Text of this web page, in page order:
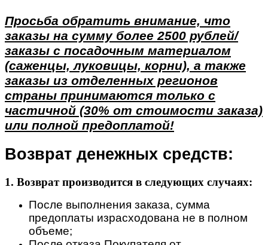
Просьба обратить внимание, что
заказы на сумму более 2500 рублей/
заказы с посадочным материалом
(саженцы, луковицы, корни), а также
заказы из отделенных регионов
страны принимаются только с
частичной (30% от стоимости заказа)
или полной предоплатой!
Возврат денежных средств:
1. Возврат производится в следующих случаях:
После выполнения заказа, сумма
предоплаты израсходована не в полном
объеме;